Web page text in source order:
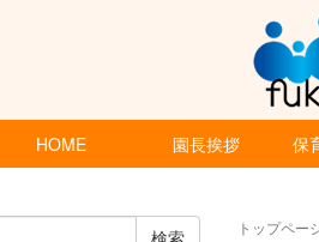
HOME 園長挨拶 保
トップペー